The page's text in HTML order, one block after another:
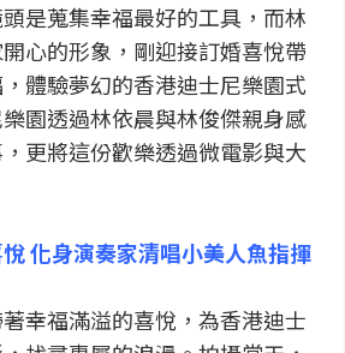
是蒐集幸福最好的工具，而林
心的形象，剛迎接訂婚喜悅帶
體驗夢幻的香港迪士尼樂園式
園透過林依晨與林俊傑親身感
更將這份歡樂透過微電影與大
化身演奏家清唱小美人魚指揮
幸福滿溢的喜悅，為香港迪士